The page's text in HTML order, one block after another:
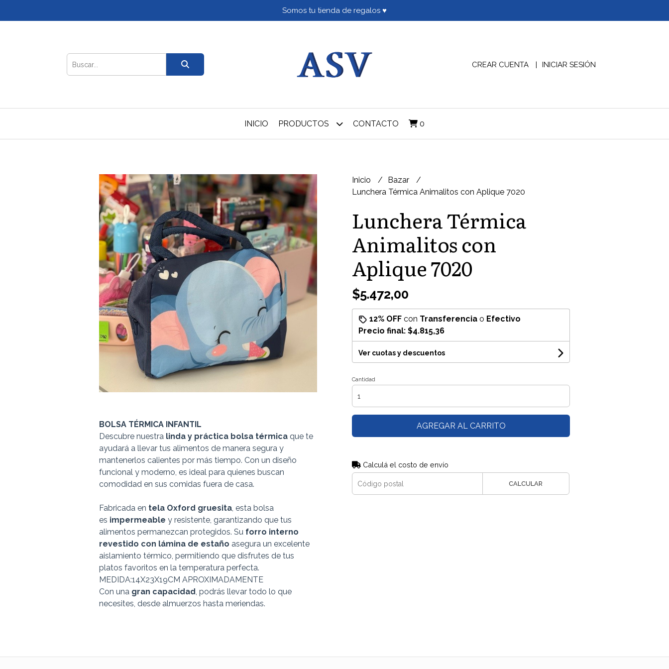
Somos tu tienda de regalos ♥
CREAR CUENTA INICIAR SESIÓN
INICIO PRODUCTOS CONTACTO 0
BOLSA TÉRMICA INFANTIL
Descubre nuestra linda y práctica bolsa térmica que te
ayudará a llevar tus alimentos de manera segura y
mantenerlos calientes por más tiempo. Con un diseño
funcional y moderno, es ideal para quienes buscan
comodidad en sus comidas fuera de casa.
Fabricada en tela Oxford gruesita, esta bolsa
es impermeable y resistente, garantizando que tus
alimentos permanezcan protegidos. Su forro interno
revestido con lámina de estaño asegura un excelente
aislamiento térmico, permitiendo que disfrutes de tus
platos favoritos en la temperatura perfecta.
MEDIDA:14X23X19CM APROXIMADAMENTE
Con una gran capacidad, podrás llevar todo lo que
necesites, desde almuerzos hasta meriendas.
Inicio
Bazar
Lunchera Térmica Animalitos con Aplique 7020
Lunchera Térmica
Animalitos con
Aplique 7020
$5.472,00
12% OFF con Transferencia o Efectivo
Precio final: $4.815,36
Ver cuotas y descuentos
Cantidad
AGREGAR AL CARRITO
Calculá el costo de envío
CALCULAR